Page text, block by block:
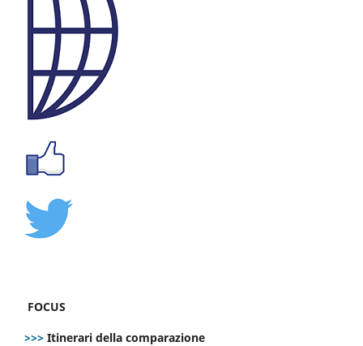
FOCUS
>>> Itinerari della comparazione